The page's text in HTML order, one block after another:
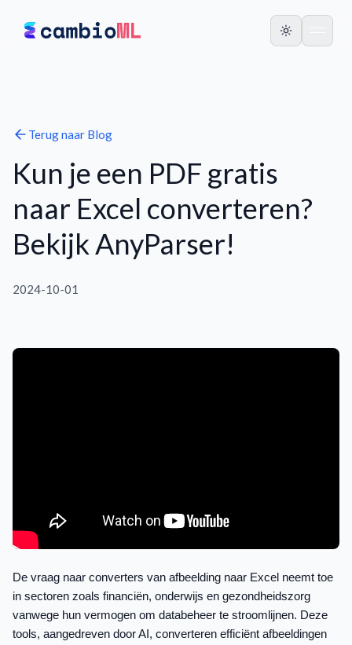
Terug naar Blog
Kun je een PDF gratis
naar Excel converteren?
Bekijk AnyParser!
2024-10-01
De vraag naar converters van afbeelding naar Excel neemt toe
in sectoren zoals financiën, onderwijs en gezondheidszorg
vanwege hun vermogen om databeheer te stroomlijnen. Deze
tools, aangedreven door AI, converteren efficiënt afbeeldingen